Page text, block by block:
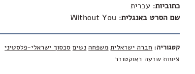
כתוביות: עברית
שם הסרט באנגלית:
Without You
קטגוריה: חברה ישראלית משפחה נשים סכסוך ישראלי-פלסטיני
ציונות שבעה באוקטובר